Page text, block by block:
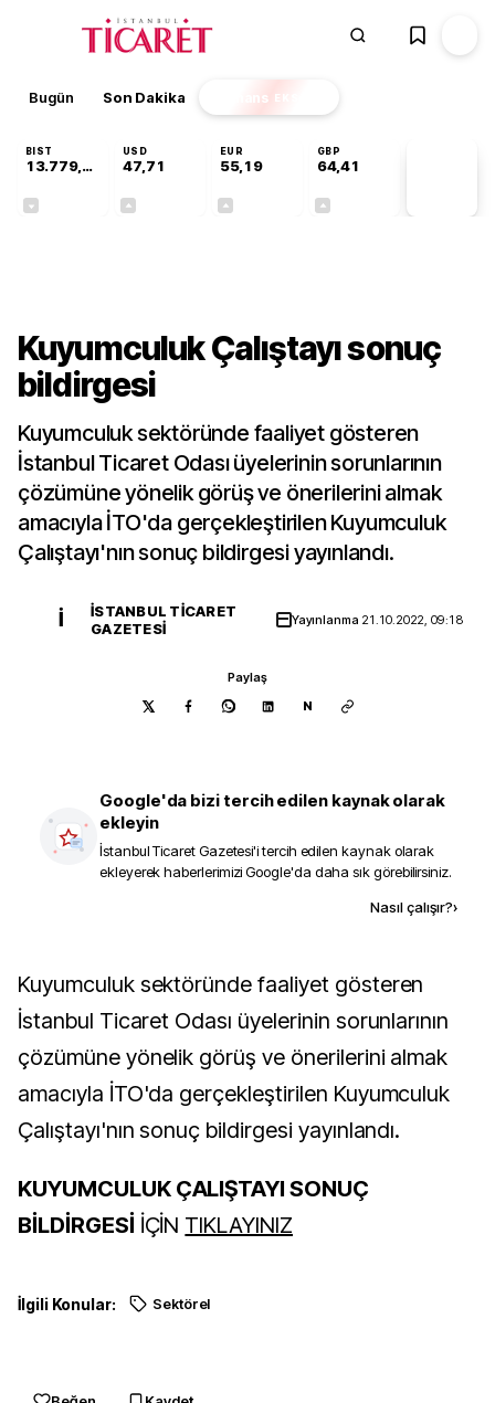
Bugün Son Dakika Finans EKSTRA
BIST
13.779,39
USD
47,71
EUR
55,19
GBP
64,41
Kuyumculuk Çalıştayı sonuç
bildirgesi
Kuyumculuk sektöründe faaliyet gösteren
İstanbul Ticaret Odası üyelerinin sorunlarının
çözümüne yönelik görüş ve önerilerini almak
amacıyla İTO'da gerçekleştirilen Kuyumculuk
Çalıştayı'nın sonuç bildirgesi yayınlandı.
İ
İSTANBUL TICARET
GAZETESI
Yayınlanma 21.10.2022, 09:18
Paylaş
N
Google'da bizi tercih edilen kaynak olarak
ekleyin
İstanbul Ticaret Gazetesi'i tercih edilen kaynak olarak
ekleyerek haberlerimizi Google'da daha sık görebilirsiniz.
Nasıl çalışır?›
Kuyumculuk sektöründe faaliyet gösteren
İstanbul Ticaret Odası üyelerinin sorunlarının
çözümüne yönelik görüş ve önerilerini almak
amacıyla İTO'da gerçekleştirilen Kuyumculuk
Çalıştayı'nın sonuç bildirgesi yayınlandı.
KUYUMCULUK ÇALIŞTAYI SONUÇ
BİLDİRGESİ İÇİN TIKLAYINIZ
İlgili Konular: Sektörel